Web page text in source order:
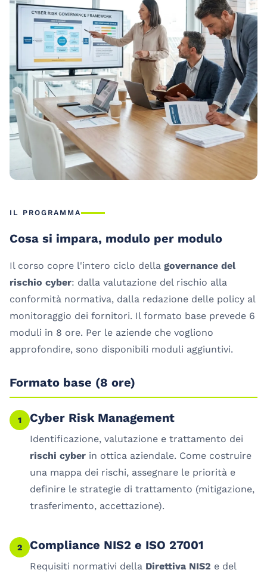
IL PROGRAMMA
Cosa si impara, modulo per modulo
Il corso copre l'intero ciclo della governance del
rischio cyber: dalla valutazione del rischio alla
conformità normativa, dalla redazione delle policy al
monitoraggio dei fornitori. Il formato base prevede 6
moduli in 8 ore. Per le aziende che vogliono
approfondire, sono disponibili moduli aggiuntivi.
Formato base (8 ore)
1 Cyber Risk Management
Identificazione, valutazione e trattamento dei
rischi cyber in ottica aziendale. Come costruire
una mappa dei rischi, assegnare le priorità e
definire le strategie di trattamento (mitigazione,
trasferimento, accettazione).
2 Compliance NIS2 e ISO 27001
Requisiti normativi della Direttiva NIS2 e del